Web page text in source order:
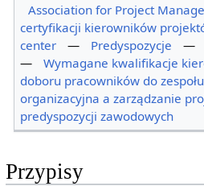
Association for Project
certyfikacji kierowników
center
— Predyspozycje —
—
Wymagane kwalifikacje
doboru pracowników do zespołu
organizacyjna a zarządzanie
predyspozycji zawodowych
Przypisy